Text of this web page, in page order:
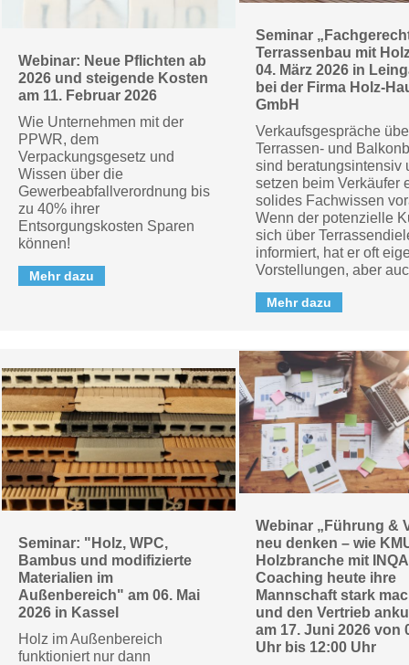
Webinar: Neue Pflichten ab
2026 und steigende Kosten
am 11. Februar 2026
Wie Unternehmen mit der
PPWR, dem
Verpackungsgesetz und
Wissen über die
Gewerbeabfallverordnung bis
zu 40% ihrer
Entsorgungskosten Sparen
können!
Mehr dazu
Seminar
Terrassenbau mit
04. März 2026 in
bei der Firma Holz-
GmbH
Verkaufsgespräche
Terrassen- und
sind beratungsintensiv
setzen beim Verkäufer
solides Fachwissen
Wenn der potenzielle
sich über
informiert, hat er oft
Vorstellungen, aber
Mehr dazu
Seminar: "Holz, WPC,
Bambus und modifizierte
Materialien im
Außenbereich" am 06. Mai
2026 in Kassel
Holz im Außenbereich
funktioniert nur dann
Webinar „Führung &
neu denken – wie
Holzbranche mit
Coaching heute ihre
Mannschaft stark
und den Vertrieb
am 17. Juni 2026 von
Uhr bis 12:00 Uhr